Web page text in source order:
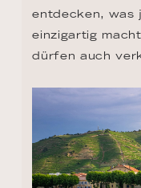
entdecken, was
einzigartig
dürfen auch